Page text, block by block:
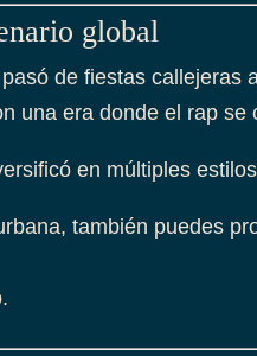
global
de fiestas callejeras
una era donde el rap
en múltiples
también puedes